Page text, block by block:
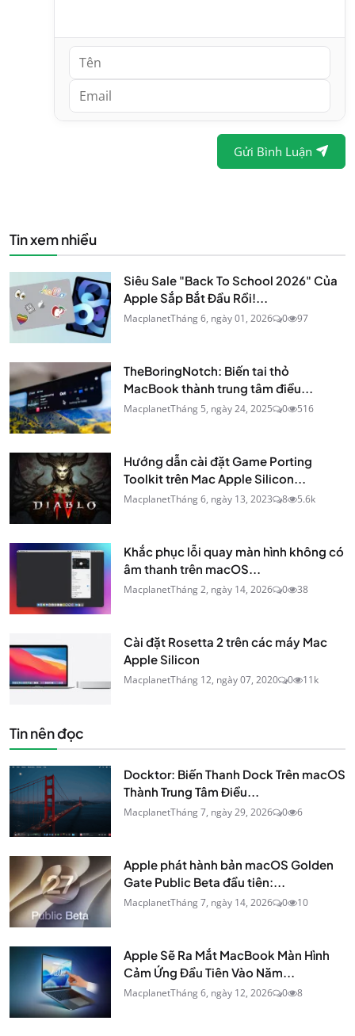
Gửi Bình Luận
Tin xem nhiều
Siêu Sale "Back To School 2026" Của
Apple Sắp Bắt Đầu Rồi!...
MacplanetTháng 6, ngày 01, 2026 0 97
TheBoringNotch: Biến tai thỏ
MacBook thành trung tâm điều...
MacplanetTháng 5, ngày 24, 2025 0 516
Hướng dẫn cài đặt Game Porting
Toolkit trên Mac Apple Silicon...
MacplanetTháng 6, ngày 13, 2023 8 5.6k
Khắc phục lỗi quay màn hình không có
âm thanh trên macOS...
MacplanetTháng 2, ngày 14, 2026 0 38
Cài đặt Rosetta 2 trên các máy Mac
Apple Silicon
MacplanetTháng 12, ngày 07, 2020 0 11k
Tin nên đọc
Docktor: Biến Thanh Dock Trên macOS
Thành Trung Tâm Điều...
MacplanetTháng 7, ngày 29, 2026 0 6
Apple phát hành bản macOS Golden
Gate Public Beta đầu tiên:...
MacplanetTháng 7, ngày 14, 2026 0 10
Apple Sẽ Ra Mắt MacBook Màn Hình
Cảm Ứng Đầu Tiên Vào Năm...
MacplanetTháng 6, ngày 12, 2026 0 8